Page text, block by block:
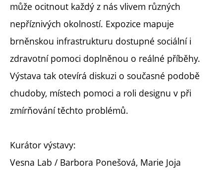
může ocitnout každý z nás vlivem různých
nepříznivých okolností. Expozice mapuje
brněnskou infrastrukturu dostupné sociální i
zdravotní pomoci doplněnou o reálné příběhy.
Výstava tak otevírá diskuzi o současné podobě
chudoby, místech pomoci a roli designu v při
zmírňování těchto problémů.
Kurátor výstavy:
Vesna Lab / Barbora Ponešová, Marie Joja